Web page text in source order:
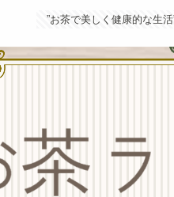
”お茶で美しく健康的な生